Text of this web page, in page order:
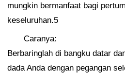
mungkin bermanfaat bagi
keseluruhan.5
Caranya:
Berbaringlah di bangku datar
dada Anda dengan pegangan